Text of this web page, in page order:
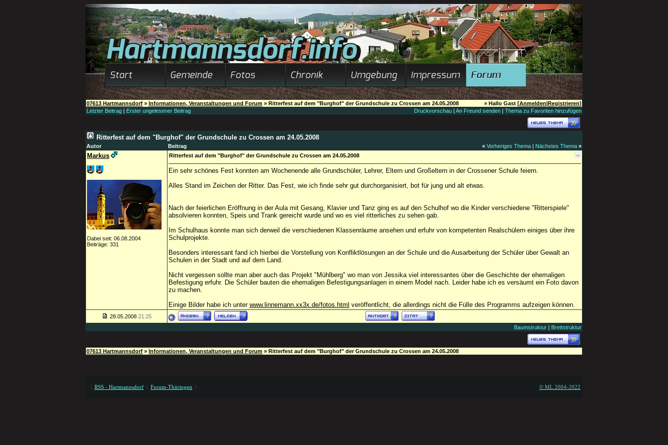
07613 Hartmannsdorf » Informationen, Veranstaltungen und Forum » Ritterfest auf dem "Burghof" der Grundschule zu Crossen am 24.05.2008 » Hallo Gast [Anmelden|Registrieren]
Letzter Beitrag | Erster ungelesener Beitrag Druckvorschau | An Freund senden | Thema zu Favoriten hinzufügen
Ritterfest auf dem "Burghof" der Grundschule zu Crossen am 24.05.2008
Autor Beitrag « Vorheriges Thema | Nächstes Thema »
Markus
Dabei seit: 06.08.2004
Beiträge: 331
Ritterfest auf dem "Burghof" der Grundschule zu Crossen am 24.05.2008
Ein sehr schönes Fest konnten am Wochenende alle Grundschüler, Lehrer, Eltern und Großeltern in der Crossener Schule feiern.
Alles Stand im Zeichen der Ritter. Das Fest, wie ich finde sehr gut durchorganisiert, bot für jung und alt etwas.
Nach der feierlichen Eröffnung in der Aula mit Gesang, Klavier und Tanz ging es auf den Schulhof wo die Kinder verschiedene "Ritterspiele"
absolvieren konnten, Speis und Trank gereicht wurde und wo es viel ritterliches zu sehen gab.
Im Schulhaus konnte man sich derweil die verschiedenen Klassenräume ansehen und erfuhr von kompetenten Realschülern einiges über ihre
Schulprojekte.
Besonders interessant fand ich hierbei die Vorstellung von Konfliktlösungen an der Schule und die Ausarbeitung der Schüler über Gewalt an
Schulen in der Stadt und auf dem Land.
Nicht vergessen sollte man aber auch das Projekt "Mühlberg" wo man von Jessika viel interessantes über die Geschichte der ehemaligen
Befestigung erfuhr. Die Schüler bauten die ehemaligen Befestigungsanlagen in einem Model nach. Leider habe ich es versäumt ein Foto davon
zu machen.
Einige Bilder habe ich unter www.linnemann.xx3x.de/fotos.html veröffentlicht, die allerdings nicht die Fülle des Programms aufzeigen können.
28.05.2008 21:25
Baumstruktur | Brettstruktur
07613 Hartmannsdorf » Informationen, Veranstaltungen und Forum » Ritterfest auf dem "Burghof" der Grundschule zu Crossen am 24.05.2008
| RSS - Hartmannsdorf | Forum-Thüringen | © ML 2004-2022